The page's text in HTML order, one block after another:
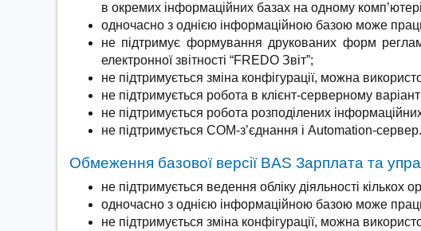
в окремих інформаційних базах на одному
одночасно з однією інформаційною базою може
не підтримує формування друкованих форм
електронної звітності “FREDO Звіт”;
не підтримується зміна конфігурації, можна
не підтримується робота в клієнт-серверному
не підтримується робота розподілених
не підтримується СОМ-з’єднання і Automation-сервер.
Обмеження базової версії BAS Зарплата та
не підтримується ведення обліку діяльності кількох
одночасно з однією інформаційною базою може
не підтримується зміна конфігурації, можна